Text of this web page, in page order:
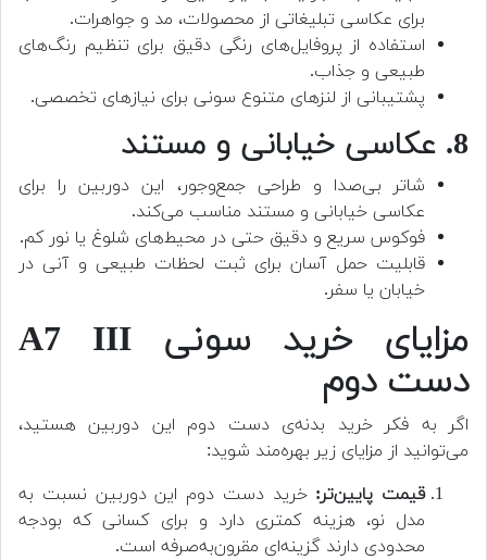
برای عکاسی تبلیغاتی از محصولات، مد و جواهرات.
استفاده از پروفایل‌های رنگی دقیق برای تنظیم رنگ‌های
طبیعی و جذاب.
پشتیبانی از لنزهای متنوع سونی برای نیازهای تخصصی.
8. عکاسی خیابانی و مستند
شاتر بی‌صدا و طراحی جمع‌وجور، این دوربین را برای
عکاسی خیابانی و مستند مناسب می‌کند.
فوکوس سریع و دقیق حتی در محیط‌های شلوغ یا نور کم.
قابلیت حمل آسان برای ثبت لحظات طبیعی و آنی در
خیابان یا سفر.
مزایای خرید سونی A7 III
دست دوم
اگر به فکر خرید بدنه‌ی دست دوم این دوربین هستید،
می‌توانید از مزایای زیر بهره‌مند شوید:
قیمت پایین‌تر: خرید دست دوم این دوربین نسبت به
مدل نو، هزینه کمتری دارد و برای کسانی که بودجه
محدودی دارند گزینه‌ای مقرون‌به‌صرفه است.